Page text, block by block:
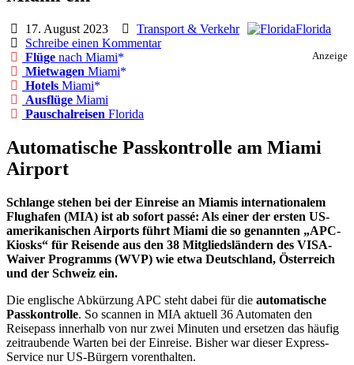
17. August 2023 Transport & Verkehr
Florida
Schreibe einen Kommentar
Anzeige
Flüge nach Miami
Mietwagen Miami
Hotels Miami
Ausflüge Miami
Pauschalreisen Florida
Automatische Passkontrolle am Miami
Airport
Schlange stehen bei der Einreise an Miamis internationalem
Flughafen (MIA) ist ab sofort passé: Als einer der ersten US-
amerikanischen Airports führt Miami die so genannten „APC-
Kiosks“ für Reisende aus den 38 Mitgliedsländern des VISA-
Waiver Programms (WVP) wie etwa Deutschland, Österreich
und der Schweiz ein.
Die englische Abkürzung APC steht dabei für die automatische
Passkontrolle. So scannen in MIA aktuell 36 Automaten den
Reisepass innerhalb von nur zwei Minuten und ersetzen das häufig
zeitraubende Warten bei der Einreise. Bisher war dieser Express-
Service nur US-Bürgern vorenthalten.